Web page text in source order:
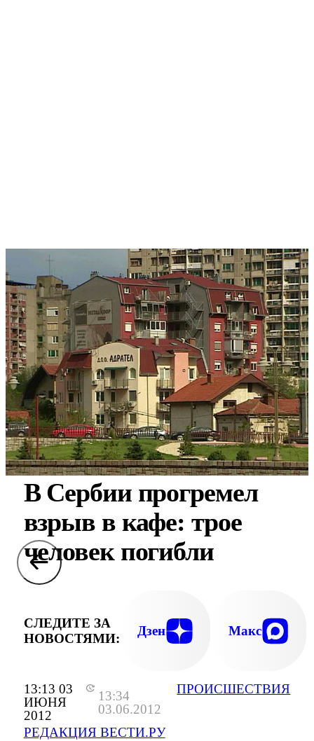
13:13 03
ИЮНЯ
2012
13:34
03.06.2012
РЕДАКЦИЯ ВЕСТИ.РУ
ПРОИСШЕСТВИЯ
В Сербии прогремел
взрыв в кафе: трое
человек погибли
СЛЕДИТЕ ЗА
НОВОСТЯМИ:
Дзен Макс